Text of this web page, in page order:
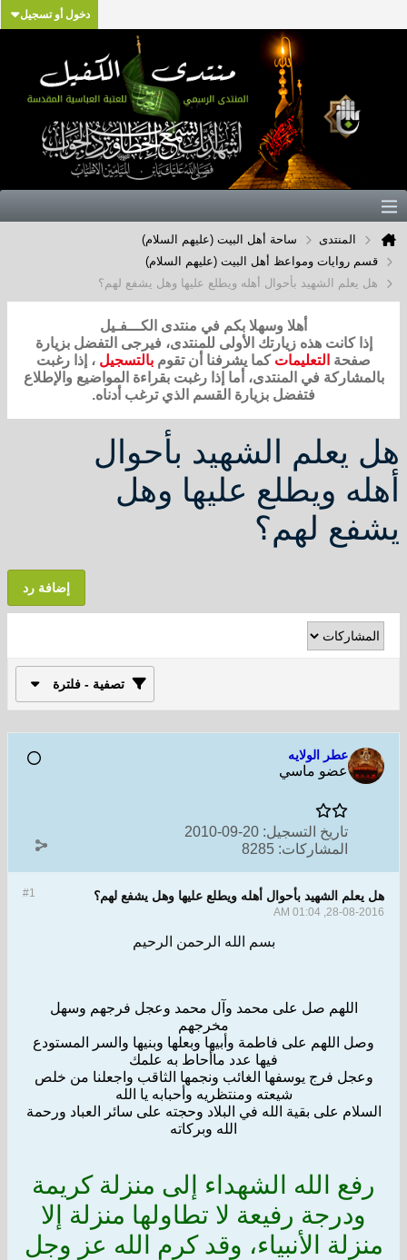
دخول أو تسجيل
المنتدى
ساحة أهل البيت (عليهم السلام)
قسم روايات ومواعظ أهل البيت (عليهم السلام)
هل يعلم الشهيد بأحوال أهله ويطلع عليها وهل يشفع لهم؟
أهلا وسهلا بكم في منتدى الكـــفـيل
إذا كانت هذه زيارتك الأولى للمنتدى، فيرجى التفضل بزيارة
صفحة التعليمات كما يشرفنا أن تقوم بالتسجيل ، إذا رغبت
بالمشاركة في المنتدى، أما إذا رغبت بقراءة المواضيع والإطلاع
فتفضل بزيارة القسم الذي ترغب أدناه.
هل يعلم الشهيد بأحوال
أهله ويطلع عليها وهل
يشفع لهم؟
إضافة رد
تصفية - فلترة
عطر الولايه
عضو ماسي
تاريخ التسجيل: 20-09-2010
المشاركات: 8285
#1 هل يعلم الشهيد بأحوال أهله ويطلع عليها وهل يشفع لهم؟
28-08-2016, 01:04 AM
بسم الله الرحمن الرحيم
اللهم صل على محمد وآل محمد وعجل فرجهم وسهل
مخرجهم
وصل اللهم على فاطمة وأبيها وبعلها وبنيها والسر المستودع
فيها عدد ماأحاط به علمك
وعجل فرج يوسفها الغائب ونجمها الثاقب واجعلنا من خلص
شيعته ومنتظريه وأحبابه يا الله
السلام على بقية الله في البلاد وحجته على سائر العباد ورحمة
الله وبركاته
رفع الله الشهداء إلى منزلة كريمة
ودرجة رفيعة لا تطاولها منزلة إلا
منزلة الأنبياء، وقد كرم الله عز وجل